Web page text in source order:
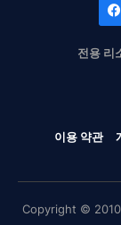
전용 리
이용 약관
Copyright ©